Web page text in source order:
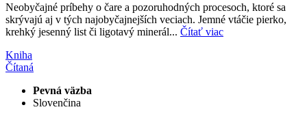
Neobyčajné príbehy o čare a pozoruhodných procesoch, ktoré sa
skrývajú aj v tých najobyčajnejších veciach. Jemné vtáčie pierko,
krehký jesenný list či ligotavý minerál... Čítať viac
Kniha
Čítaná
Pevná väzba
Slovenčina